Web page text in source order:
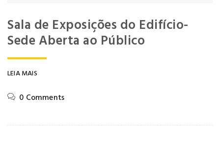
Sala de Exposições do Edifício-
Sede Aberta ao Público
LEIA MAIS
0 Comments